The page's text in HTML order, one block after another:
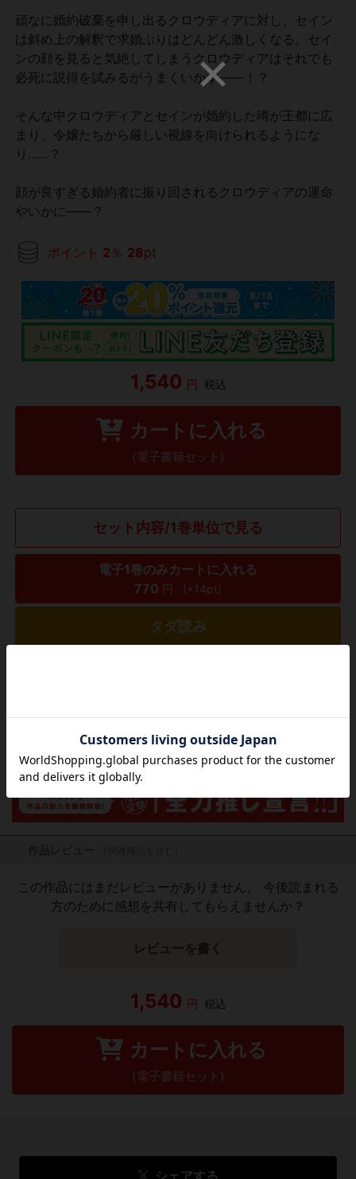
頑なに婚約破棄を申し出るクロウディアに対し、セイン
は斜め上の解釈で求婚ぶりはどんどん激しくなる。セイ
ンの顔を見ると気絶してしまうクロウディアはそれでも
必死に説得を試みるがうまくいかず――！？
そんな中クロウディアとセインが婚約した噂が王都に広
まり、令嬢たちから厳しい視線を向けられるようにな
り……？
顔が良すぎる婚約者に振り回されるクロウディアの運命
やいかに――？
ポイント 2 ％ 28pt
1,540 円 税込
カートに入れる
(電子書籍セット)
セット内容/1巻単位で見る
電子1巻のみカートに入れる
770 円 (+14pt)
タダ読み
この作品にはまだレビューがありません。 今後読まれる
方のために感想を共有してもらえませんか？
レビューを書く
1,540 円 税込
カートに入れる
(電子書籍セット)